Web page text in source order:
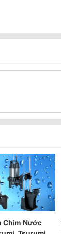
Chìm Nước